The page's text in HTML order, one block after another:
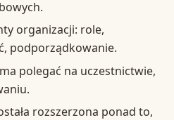
organizacji: role,
podporządkowanie.
polegać na uczestnictwie,
rozszerzona ponad to,